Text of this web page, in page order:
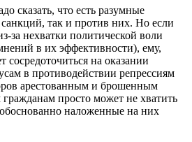
сказать, что есть разумные
так и против них. Но если
за нехватки политической воли
в их эффективности), ему,
сосредоточиться на оказании
в противодействии репрессиям
арестованным и брошенным
просто может не хватить
наложенные на них